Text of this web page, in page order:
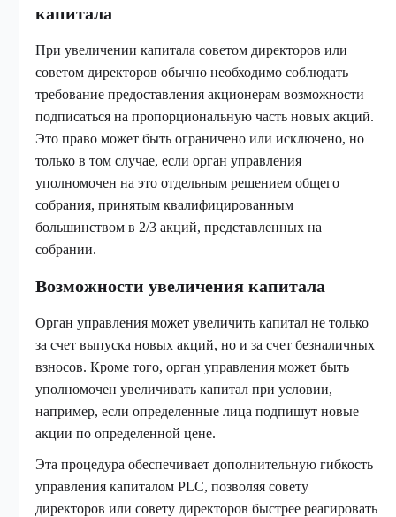
капитала
При увеличении капитала советом директоров или
советом директоров обычно необходимо соблюдать
требование предоставления акционерам возможности
подписаться на пропорциональную часть новых акций.
Это право может быть ограничено или исключено, но
только в том случае, если орган управления
уполномочен на это отдельным решением общего
собрания, принятым квалифицированным
большинством в 2/3 акций, представленных на
собрании.
Возможности увеличения капитала
Орган управления может увеличить капитал не только
за счет выпуска новых акций, но и за счет безналичных
взносов. Кроме того, орган управления может быть
уполномочен увеличивать капитал при условии,
например, если определенные лица подпишут новые
акции по определенной цене.
Эта процедура обеспечивает дополнительную гибкость
управления капиталом PLC, позволяя совету
директоров или совету директоров быстрее реагировать